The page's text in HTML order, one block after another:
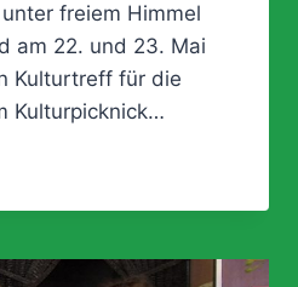
freiem Himmel
am 22. und 23. Mai
Kulturtreff für die
Kulturpicknick…